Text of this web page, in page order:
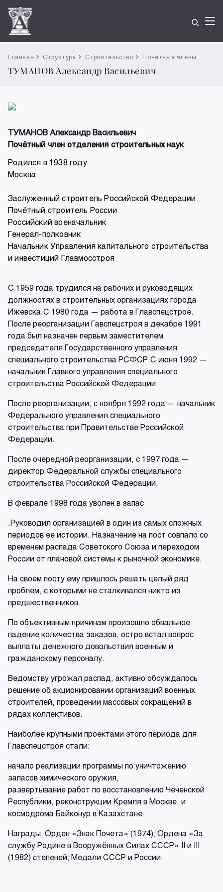
Главная Структура Строительство Почетные члены
ТУМАНОВ Александр Васильевич
ТУМАНОВ Александр Васильевич
Почётный член отделения строительных наук
Родился в 1938 году
Москва
Заслуженный строитель Российской Федерации
Почётный строитель России
Российский военачальник
Генерал-полковник
Начальник Управления капитального строительства
и инвестиций Главмосстроя
С 1959 года трудился на рабочих и руководящих
должностях в строительных организациях города
Ижевска.С 1980 года — работа в Главспецстрое.
После реорганизации Гавспецстроя в декабре 1991
года был назначен первым заместителем
председателя Государственного управления
специального строительства РСФСР.С июня 1992 —
начальник Главного управления специального
строительства Российской Федерации
После реорганизации, с ноября 1992 года — начальник
Федерального управления специального
строительства при Правительстве Российской
Федерации.
После очередной реорганизации, с 1997 года —
директор Федеральной службы специального
строительства Российской Федерации.
В феврале 1998 года уволен в запас
.Руководил организацией в один из самых сложных
периодов ее истории. Назначение на пост совпало со
временем распада Советского Союза и переходом
России от плановой системы к рыночной экономике.
На своем посту ему пришлось решать целый ряд
проблем, с которыми не сталкивался никто из
предшественников.
По объективным причинам произошло обвальное
падение количества заказов, остро встал вопрос
выплаты денежного довольствия военным и
гражданскому персоналу.
Ведомству угрожал распад, активно обсуждалось
решение об акционировании организаций военных
строителей, проведении массовых сокращений в
рядах коллективов.
Наиболее крупными проектами этого периода для
Главспецстроя стали:
начало реализации программы по уничтожению
запасов химического оружия,
развертывание работ по восстановлению Чеченской
Республики, реконструкции Кремля в Москве, и
космодрома Байконур в Казахстане.
Награды: Орден «Знак Почета» (1974); Ордена «За
службу Родине в Вооружённых Силах СССР» II и III
(1982) степеней; Медали СССР и России.